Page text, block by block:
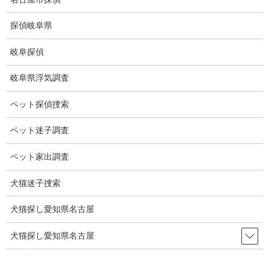
に
動
ョ
に
動
浮気調査探偵
HOME 浮気調査探偵
浮気調査探偵名古屋
愛知県の浮気調
査、名古屋の浮
気調査はお任せ
ください。
ご相談を承りま
探偵岐阜県
岐阜探偵
岐阜県浮気調査
ペット探偵捜索
ペット迷子調査
ペット家出調査
犬猫迷子捜索
犬猫探し愛知県名古屋
犬猫探し愛知県名古屋